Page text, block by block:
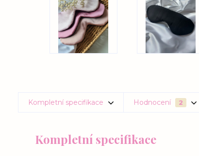
Kompletní specifikace Hodnocení 2
Kompletní specifikace